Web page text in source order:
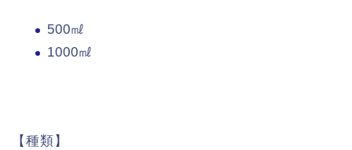
500㎖
1000㎖
【種類】